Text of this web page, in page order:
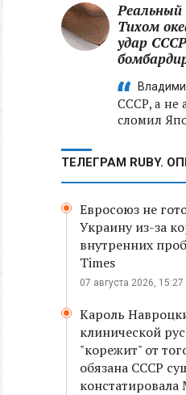
Реальный
Тихом
удар
СССР, а не
сломил
ТЕЛЕГРАМ RUBY.
Евросоюз не
Украину из-за
внутренних
Times
07 августа 2026, 15:27
Кароль
клинической
"корежит" от
обязана СССР